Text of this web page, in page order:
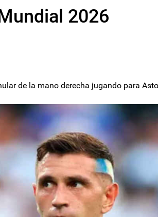
2026
de la mano derecha jugando para